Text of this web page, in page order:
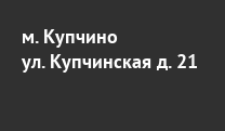
м. Купчино
ул. Купчинская д. 21